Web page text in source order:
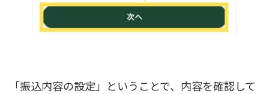
「振込内容の設定」ということで、内容を確認して